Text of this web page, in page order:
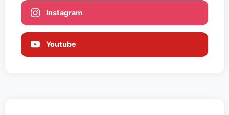
Instagram
Youtube